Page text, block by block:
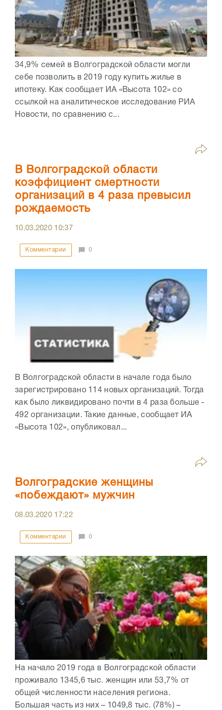
34,9% семей в Волгоградской области могли
себе позволить в 2019 году купить жилье в
ипотеку. Как сообщает ИА «Высота 102» со
ссылкой на аналитическое исследование РИА
Новости, по сравнению с...
В Волгоградской области
коэффициент смертности
организаций в 4 раза превысил
рождаемость
10.03.2020 10:37
Комментарии 0
В Волгоградской области в начале года было
зарегистрировано 114 новых организаций. Тогда
как было ликвидировано почти в 4 раза больше -
492 организации. Такие данные, сообщает ИА
«Высота 102», опубликовал...
Волгоградские женщины
«побеждают» мужчин
08.03.2020 17:22
Комментарии 0
На начало 2019 года в Волгоградской области
проживало 1345,6 тыс. женщин или 53,7% от
общей численности населения региона.
Большая часть из них – 1049,8 тыс. (78%) –